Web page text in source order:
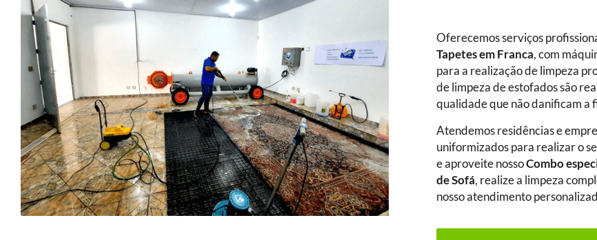
Oferecemos serviços
Tapetesem Franca, com
para a realização de limpeza
de limpeza de estofados são
qualidade que não danificam a
Atendemos residências e
uniformizados para realizar o
e aproveite nossoCombo
de Sofá, realize a limpeza
nosso atendimento